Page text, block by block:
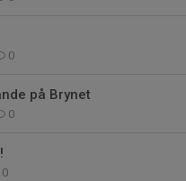
0
på Brynet
0
0